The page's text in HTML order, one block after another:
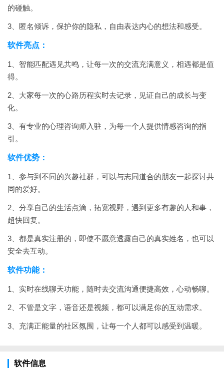
的碰触。
3、匿名倾诉，保护你的隐私，自由表达内心的想法和感受。
软件亮点：
1、智能匹配遇见共鸣，让每一次的交流充满意义，相遇都是值
得。
2、大家每一次的心路历程实时去记录，见证自己的成长与变
化。
3、有专业的心理咨询师入驻，为每一个人提供情感咨询的指
引。
软件优势：
1、参与到不同的兴趣社群，可以与志同道合的朋友一起探讨共
同的爱好。
2、分享自己的生活点滴，拓宽视野，遇到更多有趣的人和事，
超快回复。
3、都是真实注册的，即使不愿意透露自己的真实姓名，也可以
安全去互动。
软件功能：
1、实时在线聊天功能，随时去交流沟通便捷高效，心动畅聊。
2、不管是文字，语音还是视频，都可以满足你的互动需求。
3、充满正能量的社区氛围，让每一个人都可以感受到温暖。
软件信息